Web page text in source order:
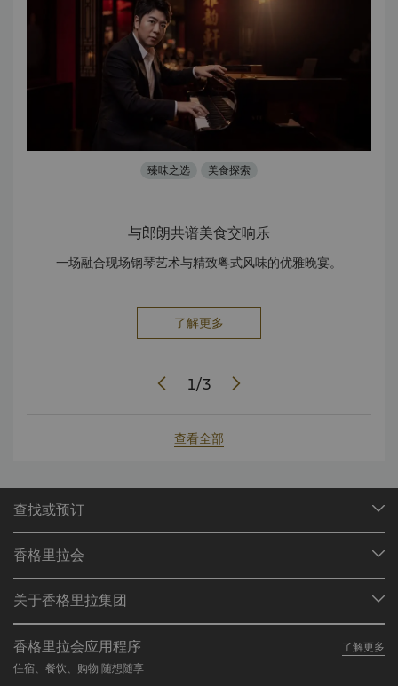
臻味之选 美食探索
与郎朗共谱美食交响乐
一场融合现场钢琴艺术与精致粤式风味的优雅晚宴。
了解更多
1/3
查看全部
查找或预订
查找预订
餐厅与酒吧
香格里拉会
加入香格里拉会
常见问题
联络我们
关于香格里拉集团
我们的酒店品牌
香格里拉中心
职业发展
企业社会责任
香格里拉会应用程序
了解更多
住宿、餐饮、购物 随想随享